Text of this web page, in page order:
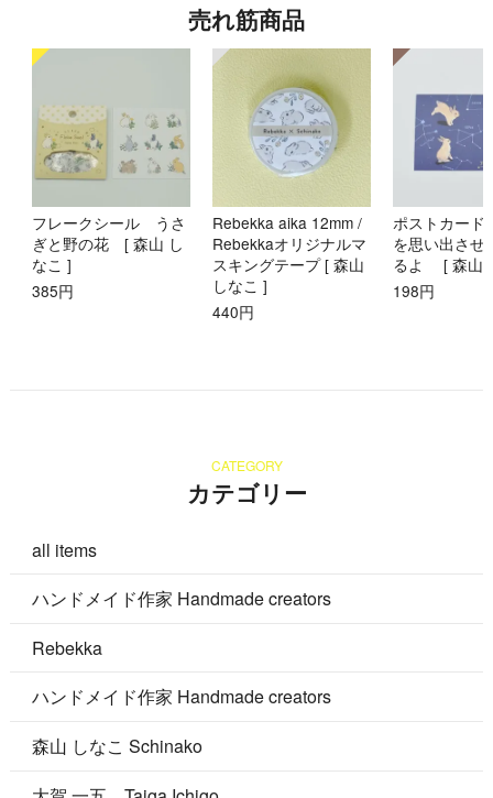
売れ筋商品
フレークシール うさ
ぎと野の花 [ 森山 し
なこ ]
385円
Rebekka aika 12mm /
Rebekkaオリジナルマ
スキングテープ [ 森山
しなこ ]
440円
ポストカー
を思い出させ
るよ [ 森山
198円
CATEGORY
カテゴリー
all items
ハンドメイド作家 Handmade creators
Rebekka
ハンドメイド作家 Handmade creators
森山 しなこ Schinako